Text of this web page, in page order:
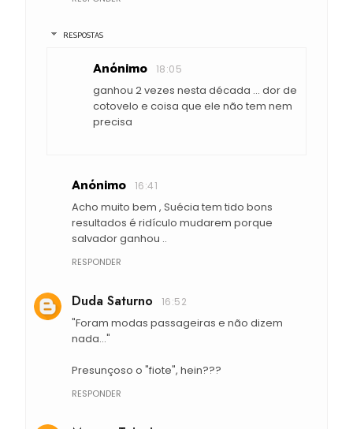
RESPOSTAS
Anónimo 18:05
ganhou 2 vezes nesta década ... dor de
cotovelo e coisa que ele não tem nem
precisa
Anónimo 16:41
Acho muito bem , Suécia tem tido bons
resultados é ridículo mudarem porque
salvador ganhou ..
RESPONDER
Duda Saturno 16:52
"Foram modas passageiras e não dizem
nada..."
Presunçoso o "fiote", hein???
RESPONDER